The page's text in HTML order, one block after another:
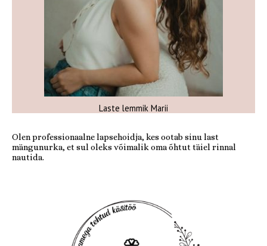
Laste lemmik Marii
Olen professionaalne lapsehoidja, kes ootab sinu last
mängunurka, et sul oleks võimalik oma õhtut täiel rinnal
nautida.